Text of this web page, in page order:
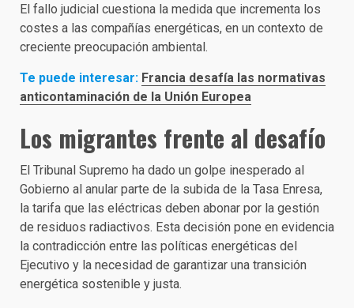
El fallo judicial cuestiona la medida que incrementa los
costes a las compañías energéticas, en un contexto de
creciente preocupación ambiental.
Te puede interesar: Francia desafía las normativas
anticontaminación de la Unión Europea
Los migrantes frente al desafío
El Tribunal Supremo ha dado un golpe inesperado al
Gobierno al anular parte de la subida de la Tasa Enresa,
la tarifa que las eléctricas deben abonar por la gestión
de residuos radiactivos. Esta decisión pone en evidencia
la contradicción entre las políticas energéticas del
Ejecutivo y la necesidad de garantizar una transición
energética sostenible y justa.